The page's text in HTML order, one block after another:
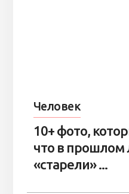
Человек
10+ фото,
что в
«старели» ...